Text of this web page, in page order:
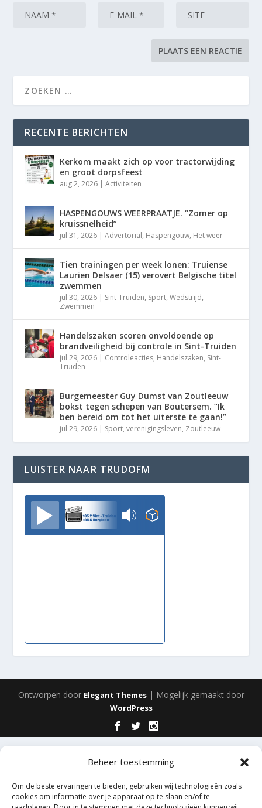
Beheer toestemming
Om de beste ervaringen te bieden, gebruiken wij technologieën zoals
cookies om informatie over je apparaat op te slaan en/of te
RECENTE BERICHTEN
Kerkom maakt zich op voor tractorwijding
en groot dorpsfeest
aug 2, 2026 |Activiteiten
HASPENGOUWS WEERPRAATJE. “Zomer op
kruissnelheid”
jul 31, 2026 |Advertorial, Haspengouw, Het weer
Tien trainingen per week lonen: Truiense
Laurien Delsaer (15) verovert Belgische titel
zwemmen
jul 30, 2026 | Sint-Truiden, Sport,Wedstrijd,
Zwemmen
Handelszaken scoren onvoldoende op
brandveiligheid bij controle in Sint-Truiden
jul 29, 2026 | Controleacties, Handelszaken, Sint-
Truiden
Burgemeester Guy Dumst van Zoutleeuw
bokst tegen schepen van Boutersem. “Ik
ben bereid om tot het uiterste te gaan!”
jul 29, 2026 | Sport,verenigingsleven, Zoutleeuw
LUISTER NAAR TRUDOFM
TrudoFM
Ontworpen door Elegant Themes| Mogelijk gemaakt door
WordPress